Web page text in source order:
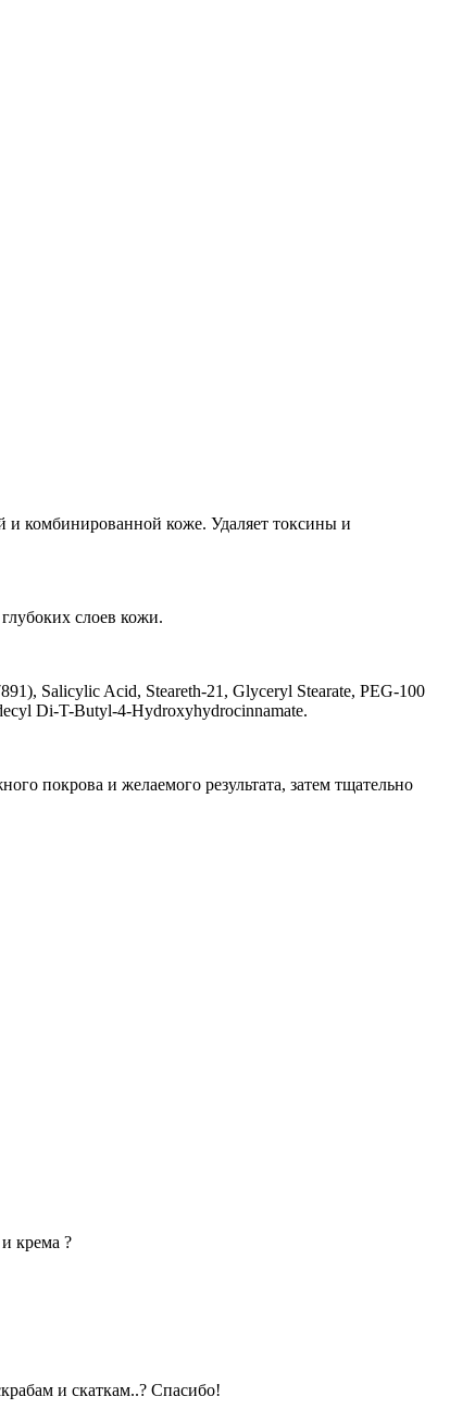
и комбинированной коже. Удаляет токсины и
слоев кожи.
Salicylic Acid, Steareth-21, Glyceryl Stearate, PEG-100
Di-T-Butyl-4-Hydroxyhydrocinnamate.
покрова и желаемого результата, затем тщательно
крема ?
и скаткам..? Спасибо!